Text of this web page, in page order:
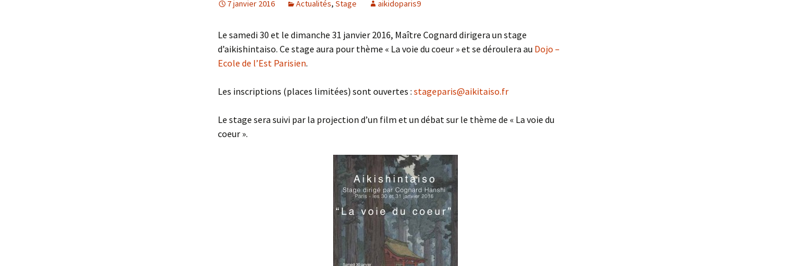
7 janvier 2016 Actualités, Stage aikidoparis9
Le samedi 30 et le dimanche 31 janvier 2016, Maître Cognard dirigera un stage
d’aikishintaiso. Ce stage aura pour thème « La voie du coeur » et se déroulera au Dojo –
Ecole de l’Est Parisien.
Les inscriptions (places limitées) sont ouvertes : stageparis@aikitaiso.fr
Le stage sera suivi par la projection d’un film et un débat sur le thème de « La voie du
coeur ».